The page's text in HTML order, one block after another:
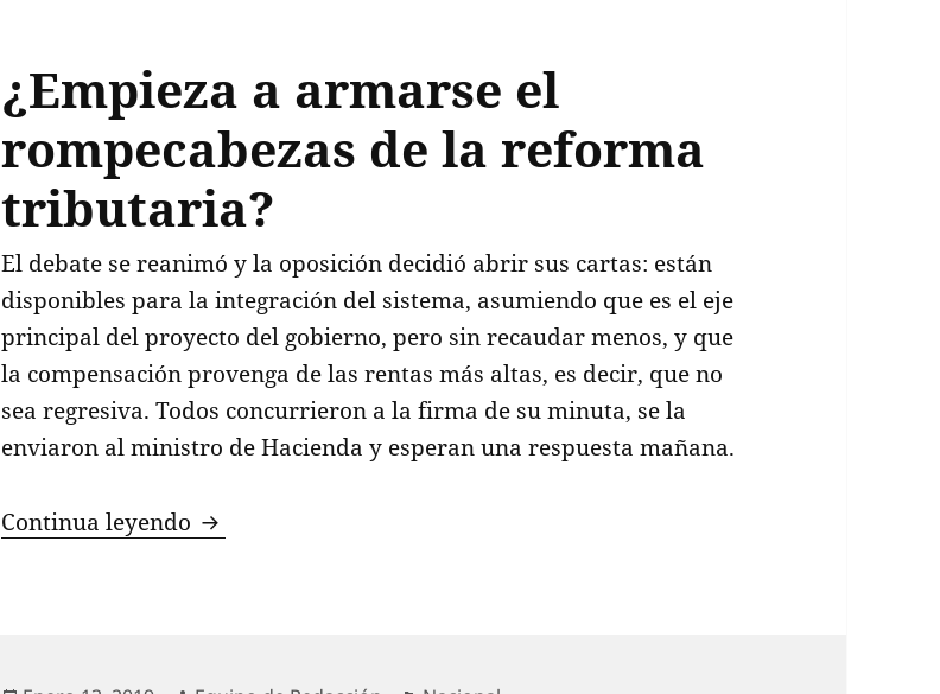
¿Empieza a armarse el
rompecabezas de la reforma
tributaria?
El debate se reanimó y la oposición decidió abrir sus cartas: están
disponibles para la integración del sistema, asumiendo que es el eje
principal del proyecto del gobierno, pero sin recaudar menos, y que
la compensación provenga de las rentas más altas, es decir, que no
sea regresiva. Todos concurrieron a la firma de su minuta, se la
enviaron al ministro de Hacienda y esperan una respuesta mañana.
Continua leyendo ¿Empieza a armarse el rompecabezas de la reforma tributaria?